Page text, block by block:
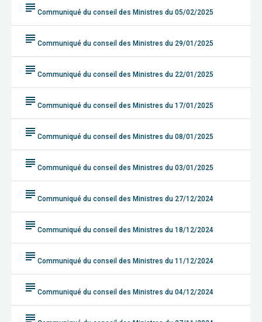
subject Communiqué du conseil des Ministres du 05/02/2025
subject Communiqué du conseil des Ministres du 29/01/2025
subject Communiqué du conseil des Ministres du 22/01/2025
subject Communiqué du conseil des Ministres du 17/01/2025
subject Communiqué du conseil des Ministres du 08/01/2025
subject Communiqué du conseil des Ministres du 03/01/2025
subject Communiqué du conseil des Ministres du 27/12/2024
subject Communiqué du conseil des Ministres du 18/12/2024
subject Communiqué du conseil des Ministres du 11/12/2024
subject Communiqué du conseil des Ministres du 04/12/2024
subject